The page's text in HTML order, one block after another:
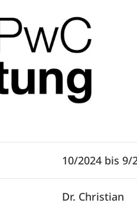
10/2024 bis 9/
Dr. Christian